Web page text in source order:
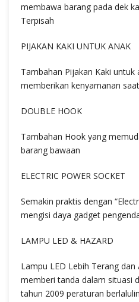
membawa barang pada dek
Terpisah
PIJAKAN KAKI UNTUK ANAK
Tambahan Pijakan Kaki untuk
memberikan kenyamanan
DOUBLE HOOK
Tambahan Hook yang
barang bawaan
ELECTRIC POWER SOCKET
Semakin praktis dengan
mengisi daya gadget
LAMPU LED & HAZARD
Lampu LED Lebih Terang
memberi tanda dalam situasi
tahun 2009 peraturan